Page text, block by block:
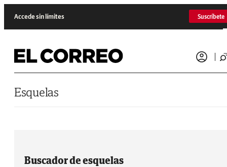
Accede sin límites Suscríbete
Esquelas
Buscador de esquelas